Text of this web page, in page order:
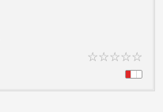
☆☆☆☆☆